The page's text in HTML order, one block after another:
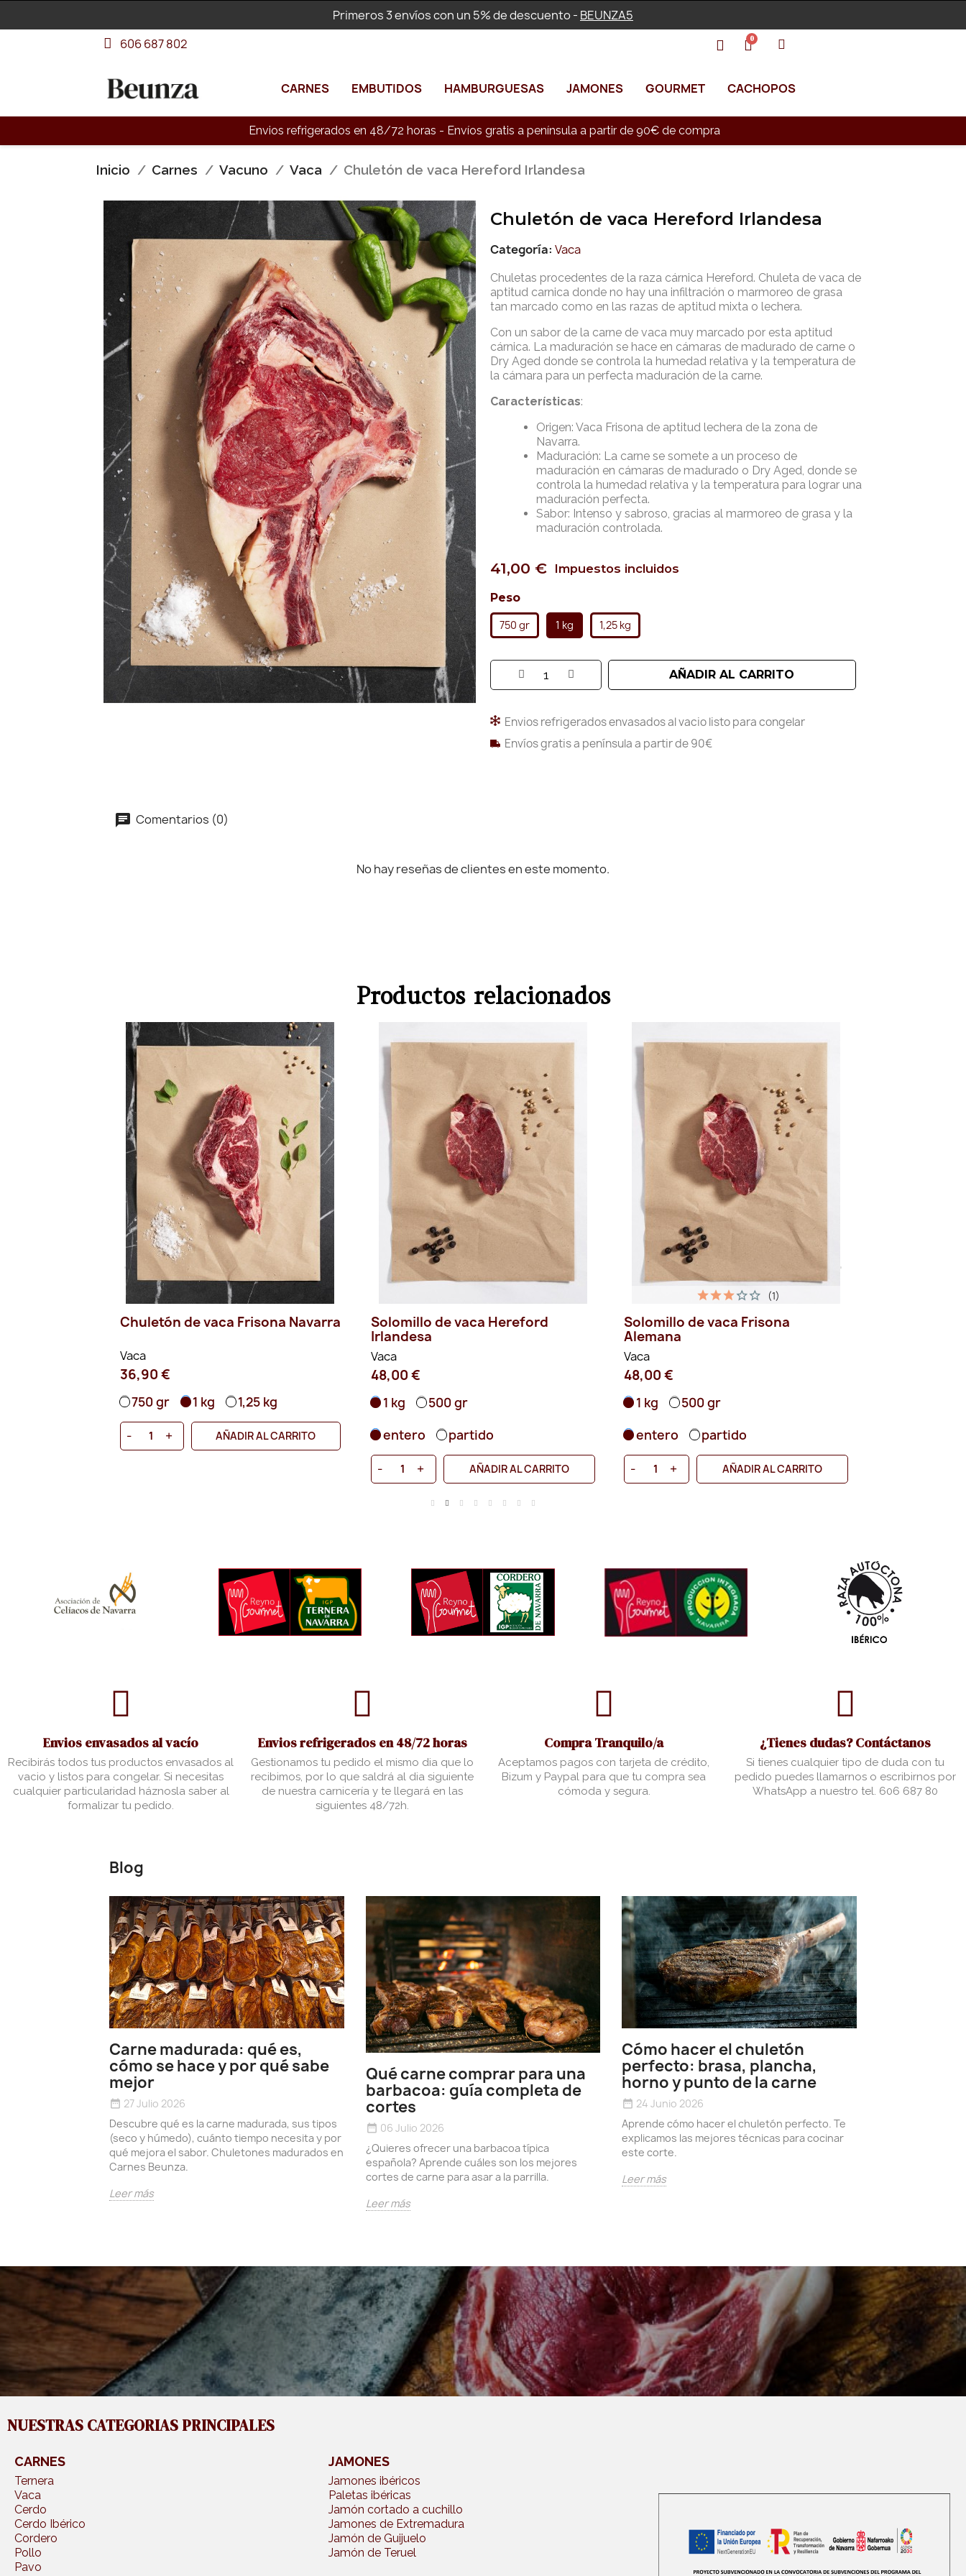
Primeros 3 envíos con un 5% de descuento - BEUNZA5
606 687 802
CARNES EMBUTIDOS HAMBURGUESAS JAMONES GOURMET CACHOPOS
Envios refrigerados en 48/72 horas - Envíos gratis a península a partir de 90€ de compra
Inicio Carnes Vacuno Vaca Chuletón de vaca Hereford Irlandesa
Chuletón de vaca Hereford Irlandesa
Categoría Vaca
Chuletas procedentes de la raza cárnica Hereford. Chuleta de vaca de
aptitud carnica donde no hay una infiltración o marmoreo de grasa
tan marcado como en las razas de aptitud mixta o lechera.
Con un sabor de la carne de vaca muy marcado por esta aptitud
cárnica. La maduración se hace en cámaras de madurado de carne o
Dry Aged donde se controla la humedad relativa y la temperatura de
la cámara para un perfecta maduración de la carne.
Características:
Origen: Vaca Frisona de aptitud lechera de la zona de
Navarra.
Maduración: La carne se somete a un proceso de
maduración en cámaras de madurado o Dry Aged, donde se
controla la humedad relativa y la temperatura para lograr una
maduración perfecta.
Sabor: Intenso y sabroso, gracias al marmoreo de grasa y la
maduración controlada.
41,00 € Impuestos incluidos
Peso
750 gr
1 kg 1,25 kg
AÑADIR AL CARRITO
Envios refrigerados envasados al vacio listo para congelar
Envíos gratis a península a partir de 90€
Comentarios (0)
No hay reseñas de clientes en este momento.
Productos relacionados
Chuletón de vaca Frisona Navarra
Vaca
36,90 €
750 gr 1 kg 1,25 kg
- + AÑADIR AL CARRITO
Solomillo de vaca Hereford
Irlandesa
Vaca
48,00 €
1 kg
500 gr
entero
partido
- + AÑADIR AL CARRITO
Solomillo de vaca Frisona
Alemana
Vaca
48,00 €
1 kg
500 gr
entero
partido
- + AÑADIR AL CARRITO
(1)
Envios envasados al vacío
Recibirás todos tus productos envasados al
vacio y listos para congelar. Si necesitas
cualquier particularidad háznosla saber al
formalizar tu pedido.
Envios refrigerados en 48/72 horas
Gestionamos tu pedido el mismo dia que lo
recibimos, por lo que saldrá al dia siguiente
de nuestra carnicería y te llegará en las
siguientes 48/72h.
Compra Tranquilo/a
Aceptamos pagos con tarjeta de crédito,
Bizum y Paypal para que tu compra sea
cómoda y segura.
¿Tienes dudas? Contáctanos
Si tienes cualquier tipo de duda con tu
pedido puedes llamarnos o escribirnos por
WhatsApp a nuestro tel. 606 687 80
Blog
Carne madurada: qué es,
cómo se hace y por qué sabe
mejor
date_range 27 Julio 2026
Descubre qué es la carne madurada, sus tipos
(seco y húmedo), cuánto tiempo necesita y por
qué mejora el sabor. Chuletones madurados en
Carnes Beunza.
Leer más
Qué carne comprar para una
barbacoa: guía completa de
cortes
date_range 06 Julio 2026
¿Quieres ofrecer una barbacoa típica
española? Aprende cuáles son los mejores
cortes de carne para asar a la parrilla.
Leer más
Cómo hacer el chuletón
perfecto: brasa, plancha,
horno y punto de la carne
date_range 24 Junio 2026
Aprende cómo hacer el chuletón perfecto. Te
explicamos las mejores técnicas para cocinar
este corte.
Leer más
NUESTRAS CATEGORIAS PRINCIPALES
CARNES
Ternera
Vaca
Cerdo
Cerdo Ibérico
Cordero
Pollo
Pavo
JAMONES
Jamones ibéricos
Paletas ibéricas
Jamón cortado a cuchillo
Jamones de Extremadura
Jamón de Guijuelo
Jamón de Teruel